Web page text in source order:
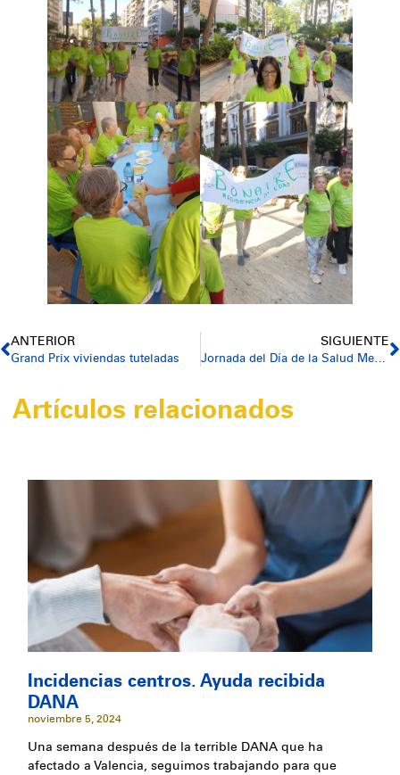
ANTERIOR
Grand Prix viviendas tuteladas
SIGUIENTE
Jornada del Día de la Salud Mental. Balcó de la Safor
Artículos relacionados
Incidencias centros. Ayuda recibida
DANA
noviembre 5, 2024
Una semana después de la terrible DANA que ha
afectado a Valencia, seguimos trabajando para que